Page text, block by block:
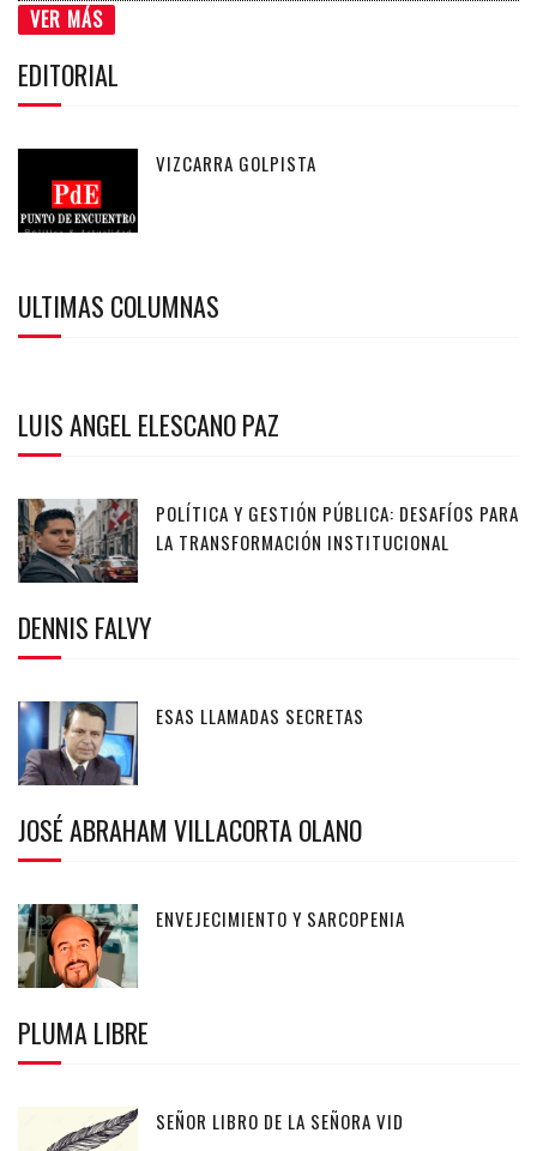
VER MÁS
EDITORIAL
VIZCARRA GOLPISTA
ULTIMAS COLUMNAS
LUIS ANGEL ELESCANO PAZ
POLÍTICA Y GESTIÓN PÚBLICA: DESAFÍOS PARA
LA TRANSFORMACIÓN INSTITUCIONAL
DENNIS FALVY
ESAS LLAMADAS SECRETAS
JOSÉ ABRAHAM VILLACORTA OLANO
ENVEJECIMIENTO Y SARCOPENIA
PLUMA LIBRE
SEÑOR LIBRO DE LA SEÑORA VID